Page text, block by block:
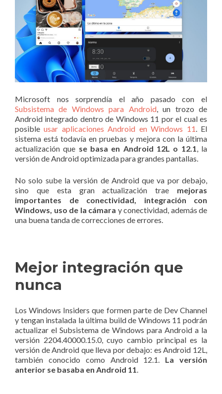
Microsoft nos sorprendía el año pasado con el
Subsistema de Windows para Android, un trozo de
Android integrado dentro de Windows 11 por el cual es
posibleusar aplicaciones Android en Windows 11 . El
sistema está todavía en pruebas y mejora con la última
actualización que se basa en Android 12L o 12.1
, la
versión de Android optimizada para grandes pantallas.
No solo sube la versión de Android que va por debajo,
sino que esta gran actualización trae mejoras
importantes de conectividad, integración con
Windows, uso de la cámara y conectividad, además de
una buena tanda de correcciones de errores.
Mejor integración que
nunca
Los Windows Insiders que formen parte de Dev Channel
y tengan instalada la última build de Windows 11 podrán
actualizar el Subsistema de Windows para Android a la
versión 2204.40000.15.0, cuyo cambio principal es la
versión de Android que lleva por debajo: es Android 12L,
también conocido como Android 12.1. La versión
anterior se basaba en Android 11